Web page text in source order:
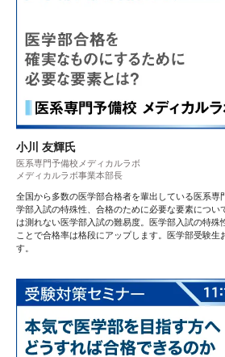
小川 友輝氏
医系専門予備校メディカルラボ
メディカルラボ事業本部長
全国から多数の医学部合格者を輩出している医系専
学部入試の特殊性、合格のために必要な要素につい
は測れない医学部入試の難易度。医学部入試の特殊
ことで合格率は格段にアップします。医学部受験生
す。